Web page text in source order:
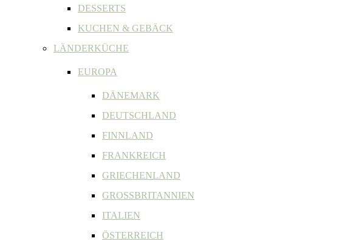
DESSERTS
KUCHEN & GEBÄCK
LÄNDERKÜCHE
EUROPA
DÄNEMARK
DEUTSCHLAND
FINNLAND
FRANKREICH
GRIECHENLAND
GROSSBRITANNIEN
ITALIEN
ÖSTERREICH